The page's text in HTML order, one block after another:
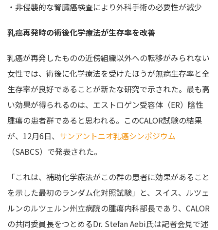
・非侵襲的な腎臓癌検査により外科手術の必要性が減少
乳癌再発時の術後化学療法が生存率を改善
乳癌が再発したものの近傍組織以外への転移がみられない
女性では、術後に化学療法を受けたほうが無病生存率と全
生存率が良好であることが新たな研究で示された。最も高
い効果が得られるのは、エストロゲン受容体（ER）陰性
腫瘍の患者群であると思われる。このCALOR試験の結果
が、12月6日、 サンアントニオ乳癌シンポジウム
（SABCS）で発表された。
「これは、補助化学療法がこの群の患者に効果があること
を示した最初のランダム化対照試験」と、スイス、ルツェ
ルンのルツェルン州立病院の腫瘍内科部長であり、CALOR
の共同委員長をつとめるDr. Stefan Aebi氏は記者会見で述